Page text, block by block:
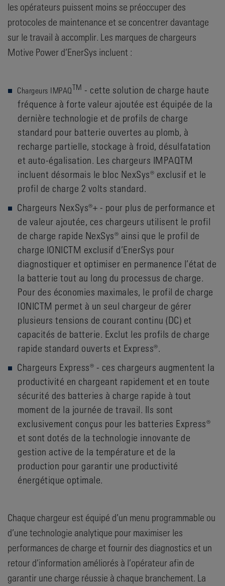
les opérateurs puissent moins se préoccuper des
protocoles de maintenance et se concentrer davantage
sur le travail à accomplir. Les marques de chargeurs
Motive Power d’EnerSys incluent :
Chargeurs IMPAQTM - cette solution de charge haute
fréquence à forte valeur ajoutée est équipée de la
dernière technologie et de profils de charge
standard pour batterie ouvertes au plomb, à
recharge partielle, stockage à froid, désulfatation
et auto-égalisation. Les chargeurs IMPAQTM
incluent désormais le bloc NexSys® exclusif et le
profil de charge 2 volts standard.
Chargeurs NexSys®+ - pour plus de performance et
de valeur ajoutée, ces chargeurs utilisent le profil
de charge rapide NexSys® ainsi que le profil de
charge IONICTM exclusif d’EnerSys pour
diagnostiquer et optimiser en permanence l’état de
la batterie tout au long du processus de charge.
Pour des économies maximales, le profil de charge
IONICTM permet à un seul chargeur de gérer
plusieurs tensions de courant continu (DC) et
capacités de batterie. Exclut les profils de charge
rapide standard ouverts et Express®.
Chargeurs Express® - ces chargeurs augmentent la
productivité en chargeant rapidement et en toute
sécurité des batteries à charge rapide à tout
moment de la journée de travail. Ils sont
exclusivement conçus pour les batteries Express®
et sont dotés de la technologie innovante de
gestion active de la température et de la
production pour garantir une productivité
énergétique optimale.
Chaque chargeur est équipé d’un menu programmable ou
d’une technologie analytique pour maximiser les
performances de charge et fournir des diagnostics et un
retour d’information améliorés à l’opérateur afin de
garantir une charge réussie à chaque branchement. La